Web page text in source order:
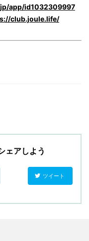
app/id1032309997
club.joule.life/
ェアしよう
ツイート